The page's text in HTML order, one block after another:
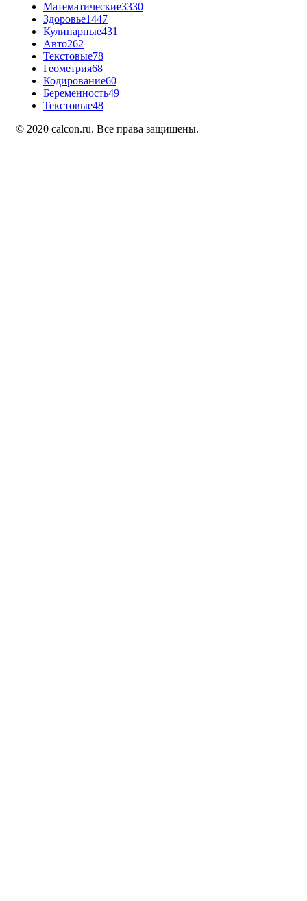
Математические3330
Здоровье1447
Кулинарные431
Авто262
Текстовые78
Геометрия68
Кодирование60
Беременность49
Текстовые48
© 2020 calcon.ru. Все права защищены.